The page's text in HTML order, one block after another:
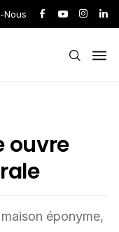
Nous
ouvre
éponyme,